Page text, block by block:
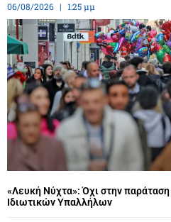
06/08/2026 1:25 μμ
«Λευκή Νύχτα»: Όχι στην
Ιδιωτικών Υπαλλήλων